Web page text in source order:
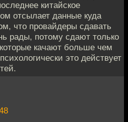
китайское
отсылает данные куда
что провайдеры сдавать
рады, потому сдают только
качают больше чем
это действует